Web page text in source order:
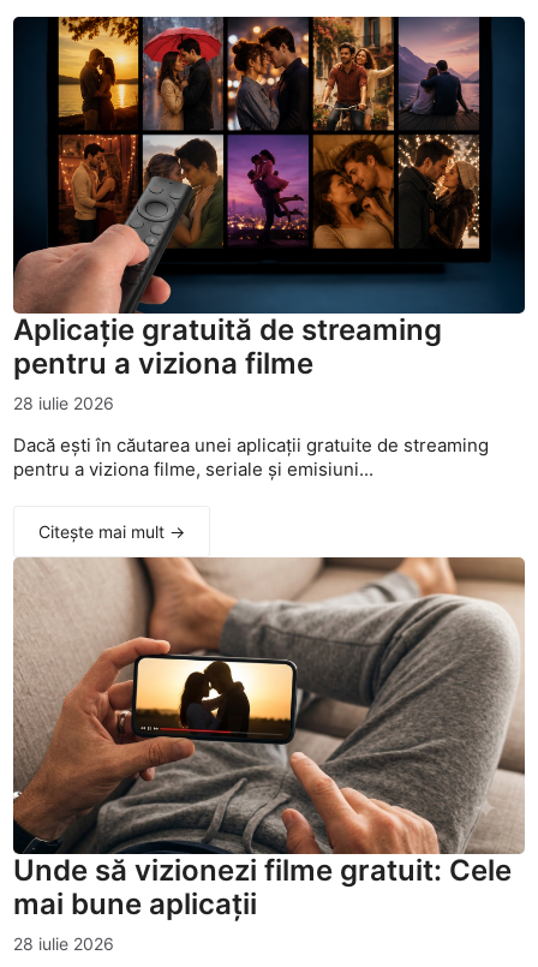
Aplicație gratuită de streaming
pentru a viziona filme
28 iulie 2026
Dacă ești în căutarea unei aplicații gratuite de streaming
pentru a viziona filme, seriale și emisiuni...
Citește mai mult →
Unde să vizionezi filme gratuit: Cele
mai bune aplicații
28 iulie 2026